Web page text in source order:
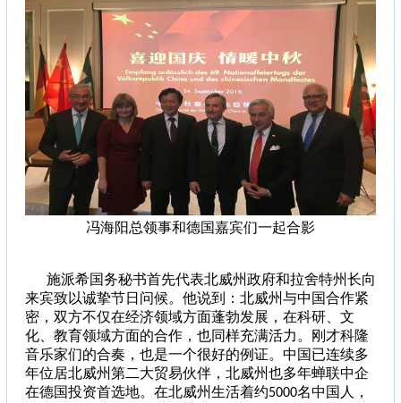
冯海阳总领事和德国嘉宾们一起合影
施派希国务秘书首先代表北威州政府和拉舍特州长向
来宾致以诚挚节日问候。他说到：北威州与中国合作紧
密，双方不仅在经济领域方面蓬勃发展，在科研、文
化、教育领域方面的合作，也同样充满活力。刚才科隆
音乐家们的合奏，也是一个很好的例证。中国已连续多
年位居北威州第二大贸易伙伴，北威州也多年蝉联中企
在德国投资首选地。在北威州生活着约5000名中国人，